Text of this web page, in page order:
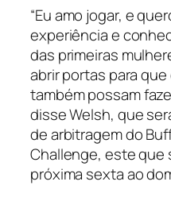
“Eu amo jogar, e
experiência e
das primeiras
abrir portas para
também possam
disse Welsh, que
de arbitragem do
Challenge, este que
próxima sexta ao